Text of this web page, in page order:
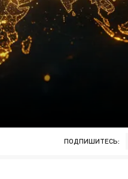
ПОДПИШИТЕСЬ: